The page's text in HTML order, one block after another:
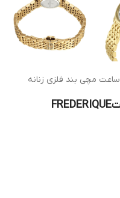
ساعت مچی بند فلزی زنانه
ساعت مچی زنانه فردریک کنستانتFREDERIQUE